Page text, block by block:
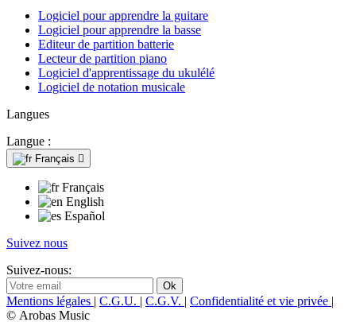
Logiciel pour apprendre la guitare
Logiciel pour apprendre la basse
Editeur de partition batterie
Lecteur de partition piano
Logiciel d'apprentissage du ukulélé
Logiciel de notation musicale
Langues
Langue :
Français 
Français
English
Español
Suivez nous
Suivez-nous:
Mentions légales | C.G.U. | C.G.V. | Confidentialité et vie privée |
© Arobas Music